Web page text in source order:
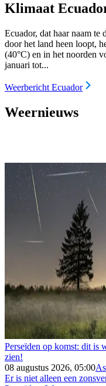
Klimaat
Ecuador, dat haar naam te
door het land heen loopt,
(40°C) en in het noorden
januari tot...
Weerbericht Ecuador
Weernieuws
Perseïden op komst: dit is
zien!
08 augustus 2026, 05:00
Er is niet alleen een